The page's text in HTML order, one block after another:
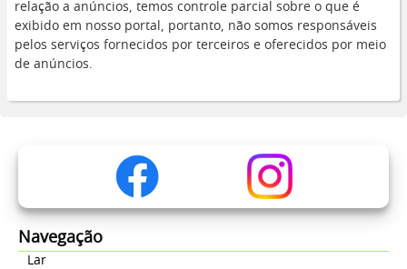
relação a anúncios, temos controle parcial sobre o que é
exibido em nosso portal, portanto, não somos responsáveis
pelos serviços fornecidos por terceiros e oferecidos por meio
de anúncios.
Navegação
Lar